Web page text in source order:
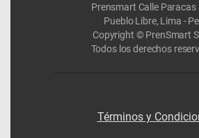
Prensmart Calle Paracas
Pueblo Libre, Lima -
Copyright © PrenSmart
Todos los derechos
Términos y